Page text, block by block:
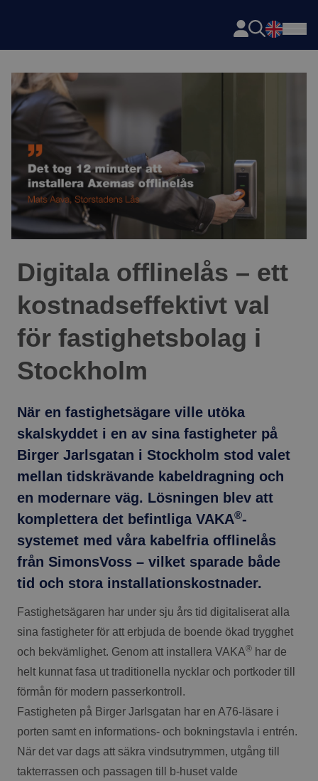
Digitala offlinelås – ett
kostnadseffektivt val
för fastighetsbolag i
Stockholm
När en fastighetsägare ville utöka
skalskyddet i en av sina fastigheter på
Birger Jarlsgatan i Stockholm stod valet
mellan tidskrävande kabeldragning och
en modernare väg. Lösningen blev att
komplettera det befintliga VAKA®-
systemet med våra kabelfria offlinelås
från SimonsVoss – vilket sparade både
tid och stora installationskostnader.
Fastighetsägaren har under sju års tid digitaliserat alla
sina fastigheter för att erbjuda de boende ökad trygghet
och bekvämlighet. Genom att installera VAKA® har de
helt kunnat fasa ut traditionella nycklar och portkoder till
förmån för modern passerkontroll.
Fastigheten på Birger Jarlsgatan har en A76-läsare i
porten samt en informations- och bokningstavla i entrén.
När det var dags att säkra vindsutrymmen, utgång till
takterrassen och passagen till b-huset valde